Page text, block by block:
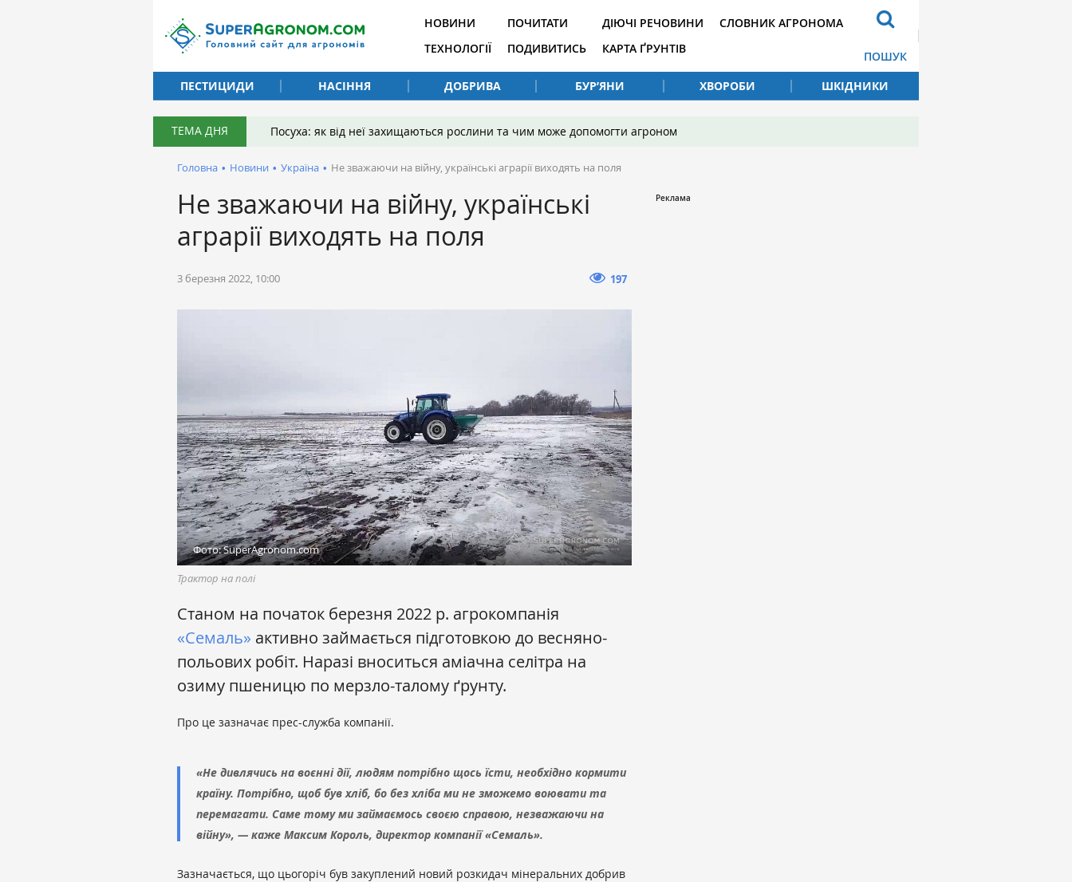
НОВИНИ
ТЕХНОЛОГІЇ
ПОЧИТАТИ
ПОДИВИТИСЬ
ДІЮЧІ РЕЧОВИНИ
КАРТА ҐРУНТІВ
СЛОВНИК АГРОНОМА
ПОШУК
ПЕСТИЦИДИ
НАСІННЯ ДОБРИВА БУР’ЯНИ ХВОРОБИ ШКІДНИКИ
ТЕМА ДНЯ Посуха: як від неї захищаються рослини та чим може допомогти агроном
Головна • Новини • Україна • Не зважаючи на війну, українські аграрії виходять на поля
Не зважаючи на війну, українські
аграрії виходять на поля
3 березня 2022, 10:00 197
Фото: SuperAgronom.com
Трактор на полі
Станом на початок березня 2022 р. агрокомпанія
«Семаль» активно займається підготовкою до весняно-
польових робіт. Наразі вноситься аміачна селітра на
озиму пшеницю по мерзло-талому ґрунту.
Про це зазначає прес-служба компанії.
«Не дивлячись на воєнні дії, людям потрібно щось їсти, необхідно кормити
країну. Потрібно, щоб був хліб, бо без хліба ми не зможемо воювати та
перемагати. Саме тому ми займаємось своєю справою, незважаючи на
війну», — каже Максим Король, директор компанії «Семаль».
Зазначається, що цьогоріч був закуплений новий розкидач мінеральних добрив